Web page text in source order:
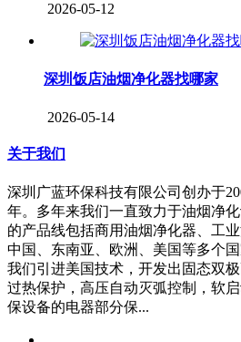
2026-05-12
深圳饭店油烟净化器找哪家
2026-05-14
关于我们
深圳广蓝环保科技有限公司创办于
年。多年来我们一直致力于油烟净
的产品线包括商用油烟净化器、工
中国、东南亚、欧洲、美国等多个
我们引进美国技术，开发出固态双
过热保护，高压自动灭弧控制，软
保设备的电器部分保...